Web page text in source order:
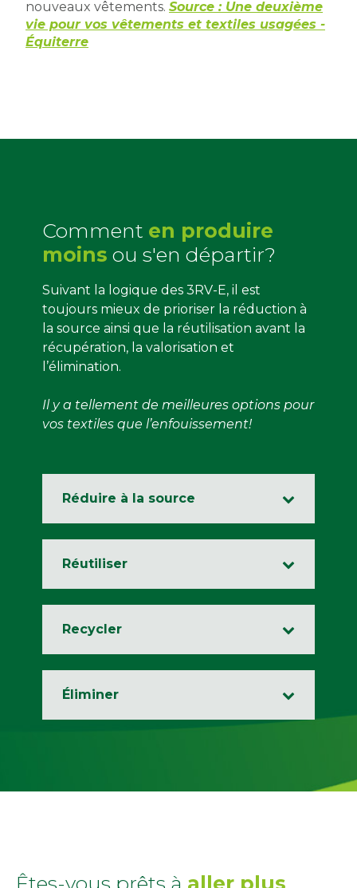
nouveaux vêtements. Source : Une deuxième
vie pour vos vêtements et textiles usagées -
Équiterre
Comment en produire
moins ou s'en départir?
Suivant la logique des 3RV-E, il est
toujours mieux de prioriser la réduction à
la source ainsi que la réutilisation avant la
récupération, la valorisation et
l’élimination.
Il y a tellement de meilleures options pour
vos textiles que l’enfouissement!
Réduire à la source
Réutiliser
Recycler
Éliminer
Êtes-vous prêts à aller plus